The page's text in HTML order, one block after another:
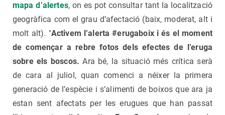
mapa d’alertes, on es pot consultar tant la localització
geogràfica com el grau d’afectació (baix, moderat, alt i
molt alt). "Activem l’alerta #erugaboix i és el moment
de començar a rebre fotos dels efectes de l’eruga
sobre els boscos. Ara bé, la situació més crítica serà
de cara al juliol, quan comenci a néixer la primera
generació de l’espècie i s’alimenti de boixos que ara ja
estan sent afectats per les erugues que han passat